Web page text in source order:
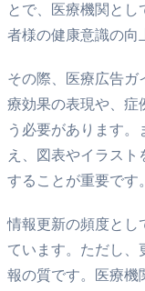
とで、医療機関と
者様の健康意識の向
その際、医療広告ガ
療効果の表現や、症
う必要があります
え、図表やイラス
することが重要です。
情報更新の頻度とし
ています。ただし、
報の質です。医療機